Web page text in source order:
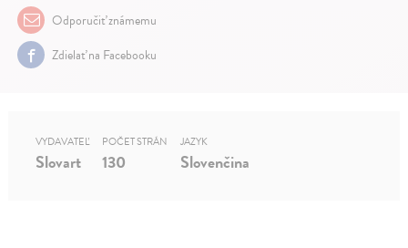
Odporučiť známemu
Zdielať na Facebooku
VYDAVATEĽ
Slovart
POČET STRÁN
130
JAZYK
Slovenčina